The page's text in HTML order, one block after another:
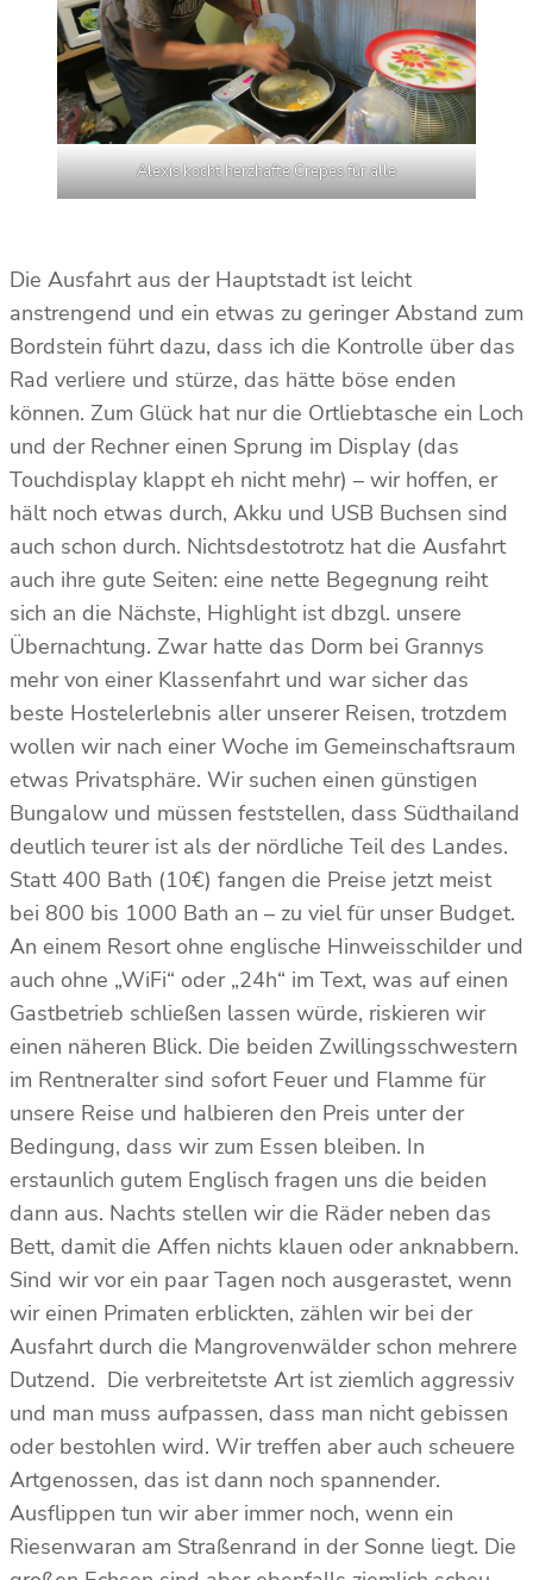
Alexis kocht herzhafte Crepes für alle
Die Ausfahrt aus der Hauptstadt ist leicht
anstrengend und ein etwas zu geringer Abstand zum
Bordstein führt dazu, dass ich die Kontrolle über das
Rad verliere und stürze, das hätte böse enden
können. Zum Glück hat nur die Ortliebtasche ein Loch
und der Rechner einen Sprung im Display (das
Touchdisplay klappt eh nicht mehr) – wir hoffen, er
hält noch etwas durch, Akku und USB Buchsen sind
auch schon durch. Nichtsdestotrotz hat die Ausfahrt
auch ihre gute Seiten: eine nette Begegnung reiht
sich an die Nächste, Highlight ist dbzgl. unsere
Übernachtung. Zwar hatte das Dorm bei Grannys
mehr von einer Klassenfahrt und war sicher das
beste Hostelerlebnis aller unserer Reisen, trotzdem
wollen wir nach einer Woche im Gemeinschaftsraum
etwas Privatsphäre. Wir suchen einen günstigen
Bungalow und müssen feststellen, dass Südthailand
deutlich teurer ist als der nördliche Teil des Landes.
Statt 400 Bath (10€) fangen die Preise jetzt meist
bei 800 bis 1000 Bath an – zu viel für unser Budget.
An einem Resort ohne englische Hinweisschilder und
auch ohne „WiFi“ oder „24h“ im Text, was auf einen
Gastbetrieb schließen lassen würde, riskieren wir
einen näheren Blick. Die beiden Zwillingsschwestern
im Rentneralter sind sofort Feuer und Flamme für
unsere Reise und halbieren den Preis unter der
Bedingung, dass wir zum Essen bleiben. In
erstaunlich gutem Englisch fragen uns die beiden
dann aus. Nachts stellen wir die Räder neben das
Bett, damit die Affen nichts klauen oder anknabbern.
Sind wir vor ein paar Tagen noch ausgerastet, wenn
wir einen Primaten erblickten, zählen wir bei der
Ausfahrt durch die Mangrovenwälder schon mehrere
Dutzend. Die verbreitetste Art ist ziemlich aggressiv
und man muss aufpassen, dass man nicht gebissen
oder bestohlen wird. Wir treffen aber auch scheuere
Artgenossen, das ist dann noch spannender.
Ausflippen tun wir aber immer noch, wenn ein
Riesenwaran am Straßenrand in der Sonne liegt. Die